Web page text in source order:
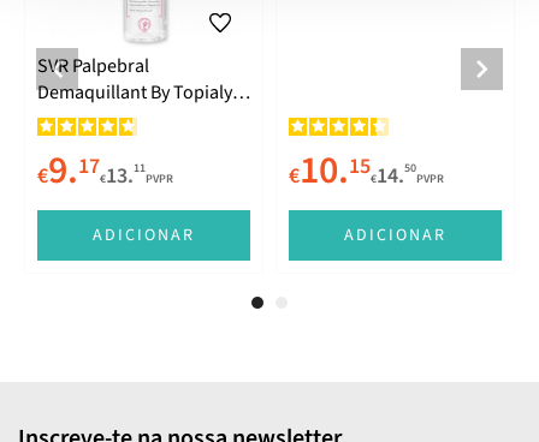
SVR Palpebral
Demaquillant By Topialyse
125ml
€9.17€13.11
PVPR
ADICIONAR
€10.15€14.50
PVPR
ADICIONAR